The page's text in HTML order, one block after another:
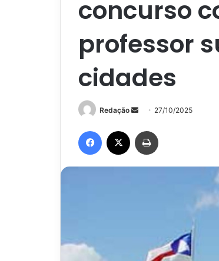
concurso
professor
cidades
Redação
Mande
e-
mail
27/10/2025
Facebook